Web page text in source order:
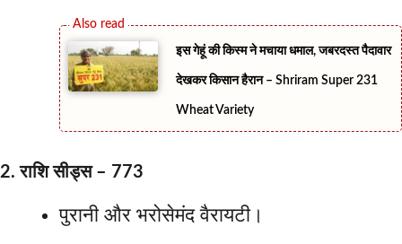
इस गेहूं की किस्म ने मचाया धमाल, जबरदस्त पैदावार
देखकर किसान हैरान – Shriram Super 231
Wheat Variety
2. राशि सीड्स – 773
पुरानी और भरोसेमंद वैरायटी।